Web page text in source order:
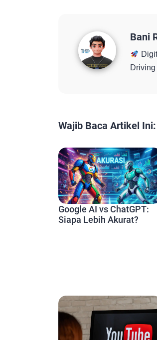
Bani
Wajib Baca Artikel Ini:
Google AI vs ChatGPT:
Siapa Lebih Akurat?